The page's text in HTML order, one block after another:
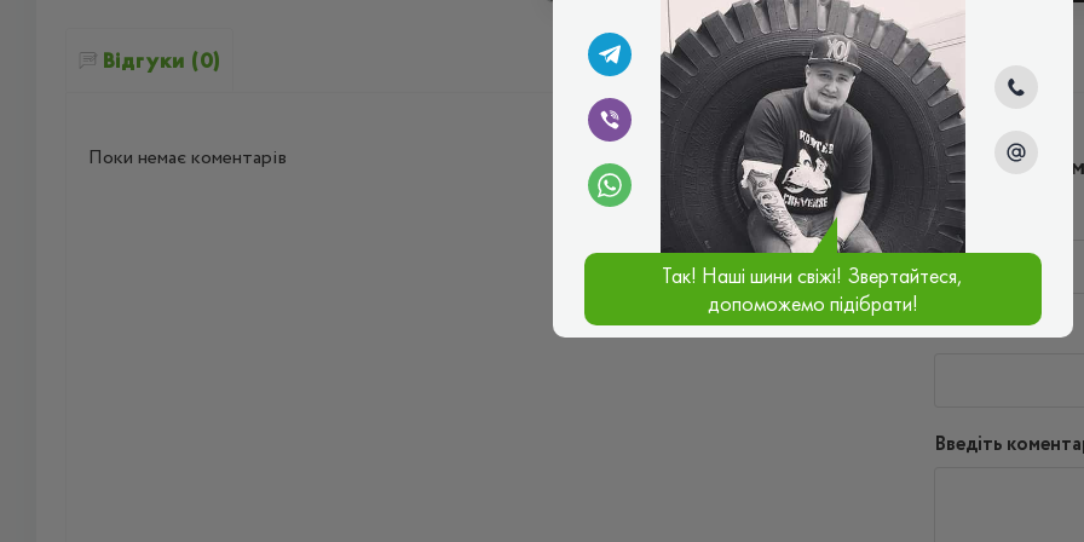
Відгуки (0)
Поки немає коментарів Написати
Ім'я*
Ваш e-mail*
Введіть
Так! Наші шини свіжі! Звертайтеся,
допоможемо підібрати!